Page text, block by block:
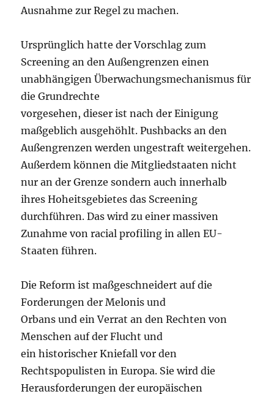
Ausnahme zur Regel zu machen.
Ursprünglich hatte der Vorschlag zum
Screening an den Außengrenzen einen
unabhängigen Überwachungsmechanismus für
die Grundrechte
vorgesehen, dieser ist nach der Einigung
maßgeblich ausgehöhlt. Pushbacks an den
Außengrenzen werden ungestraft weitergehen.
Außerdem können die Mitgliedstaaten nicht
nur an der Grenze sondern auch innerhalb
ihres Hoheitsgebietes das Screening
durchführen. Das wird zu einer massiven
Zunahme von racial profiling in allen EU-
Staaten führen.
Die Reform ist maßgeschneidert auf die
Forderungen der Melonis und
Orbans und ein Verrat an den Rechten von
Menschen auf der Flucht und
ein historischer Kniefall vor den
Rechtspopulisten in Europa. Sie wird die
Herausforderungen der europäischen